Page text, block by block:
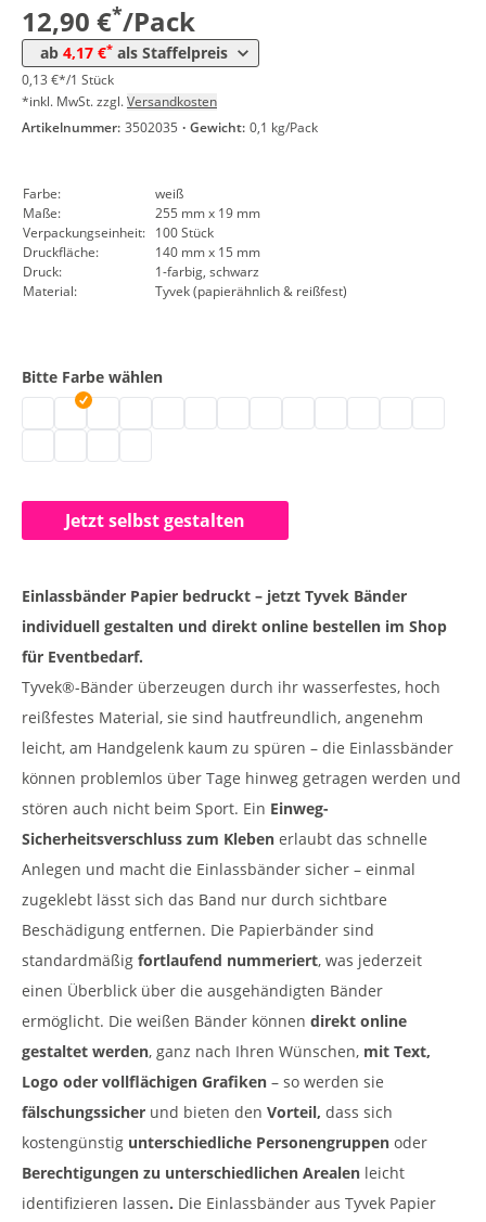
12,90 €*/Pack
ab 4,17 €* als Staffelpreis
0,13 €*/1 Stück
*inkl. MwSt. zzgl.Versandkosten
Artikelnummer: 3502035 · Gewicht: 0,1 kg/Pack
Farbe:
weiß
Maße:
255 mm x 19 mm
Verpackungseinheit: 100 Stück
Druckfläche:
140 mm x 15 mm
Druck:
1-farbig, schwarz
Material:
Tyvek (papierähnlich & reißfest)
Bitte Farbe wählen
Bedruckte Papier Einlassbänder | neongrün
Einlassbänder Papier bedruckt | weiß
Kontrollarmbänder Papier | gold
Jetzt selbst gestalten
Einlassbänder Papier bedruckt – jetzt Tyvek Bänder
individuell gestalten und direkt online bestellen im Shop
für Eventbedarf.
Tyvek®-Bänder überzeugen durch ihr wasserfestes, hoch
reißfestes Material, sie sind hautfreundlich, angenehm
leicht, am Handgelenk kaum zu spüren – die Einlassbänder
können problemlos über Tage hinweg getragen werden und
stören auch nicht beim Sport. Ein Einweg-
Sicherheitsverschluss zum Kleben erlaubt das schnelle
Anlegen und macht die Einlassbänder sicher – einmal
zugeklebt lässt sich das Band nur durch sichtbare
Beschädigung entfernen. Die Papierbänder sind
standardmäßig fortlaufend nummeriert, was jederzeit
einen Überblick über die ausgehändigten Bänder
ermöglicht. Die weißen Bänder können direkt online
gestaltet werden, ganz nach Ihren Wünschen, mit Text,
Logo oder vollflächigen Grafiken – so werden sie
fälschungssicher und bieten den Vorteil, dass sich
kostengünstig unterschiedliche Personengruppen oder
Berechtigungen zu unterschiedlichen Arealen leicht
identifizieren lassen. Die Einlassbänder aus Tyvek Papier